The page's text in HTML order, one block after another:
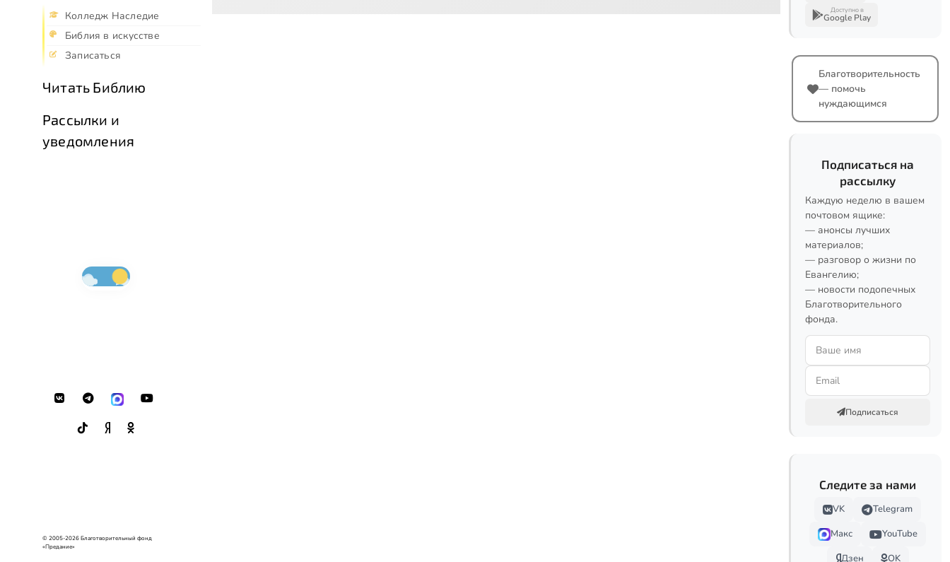
Колледж Наследие
Библия в искусстве
Записаться
Читать Библию
Рассылки и
уведомления
© 2005-2026 Благотворительный фонд
«Предание»
Доступно в
Google Play
Благотворительность
— помочь
нуждающимся
Подписаться на
рассылку
Каждую неделю в вашем
почтовом ящике:
— анонсы лучших
материалов;
— разговор о жизни по
Евангелию;
— новости подопечных
Благотворительного
фонда.
Подписаться
Следите за нами
VK
Telegram
Макс
YouTube
Дзен
OK